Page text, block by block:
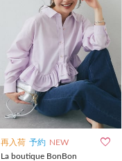
再入荷 予約 NEW 
La boutique BonBon